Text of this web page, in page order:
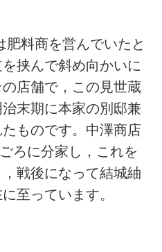
料商を営んでいたと
挟んで斜め向かいに
店舗で，この見世蔵
末期に本家の別邸兼
ものです。中澤商店
ろに分家し，これを
戦後になって結城紬
至っています。